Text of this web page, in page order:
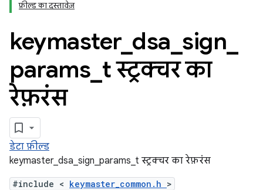
फ़ील्ड का दस्तावेज़
keymaster_ dsa sign
params t स्ट्रक्चर का
रेफ़रंस
डेटा फ़ील्ड
keymaster_dsa_sign_params_t स्ट्रक्चर का रेफ़रंस
#include < keymaster_common.h >